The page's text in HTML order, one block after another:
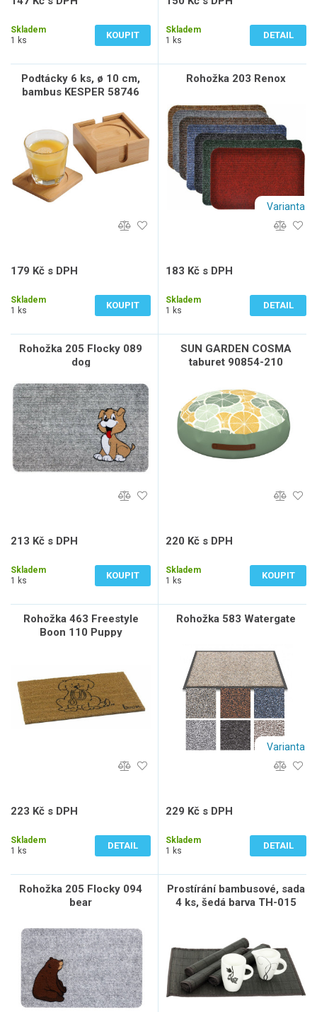
Skladem
1 ks
KOUPIT
Skladem
1 ks
DETAIL
Podtácky 6 ks, ø 10 cm,
bambus KESPER 58746
179 Kč s DPH
Skladem
1 ks
KOUPIT
Rohožka 203 Renox
Varianta
183 Kč s DPH
Skladem
1 ks
DETAIL
Rohožka 205 Flocky 089
dog
213 Kč s DPH
Skladem
1 ks
KOUPIT
SUN GARDEN COSMA
taburet 90854-210
220 Kč s DPH
Skladem
1 ks
KOUPIT
Rohožka 463 Freestyle
Boon 110 Puppy
223 Kč s DPH
Skladem
1 ks
DETAIL
Rohožka 583 Watergate
Varianta
229 Kč s DPH
Skladem
1 ks
DETAIL
Rohožka 205 Flocky 094
bear
Prostírání bambusové, sada
4 ks, šedá barva TH-015